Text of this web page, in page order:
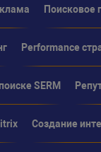
Поисковое
Performance
SERM
Создание